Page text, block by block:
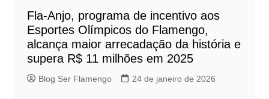
Fla-Anjo, programa de incentivo aos
Esportes Olímpicos do Flamengo,
alcança maior arrecadação da história e
supera R$ 11 milhões em 2025
Blog Ser Flamengo 24 de janeiro de 2026